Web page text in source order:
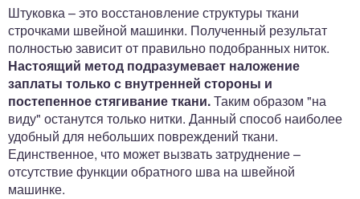
Штуковка – это восстановление структуры ткани
строчками швейной машинки. Полученный результат
полностью зависит от правильно подобранных ниток.
Настоящий метод подразумевает наложение
заплаты только с внутренней стороны и
постепенное стягивание ткани.Таким образом "на
виду" останутся только нитки. Данный способ наиболее
удобный для небольших повреждений ткани.
Единственное, что может вызвать затруднение –
отсутствие функции обратного шва на швейной
машинке.